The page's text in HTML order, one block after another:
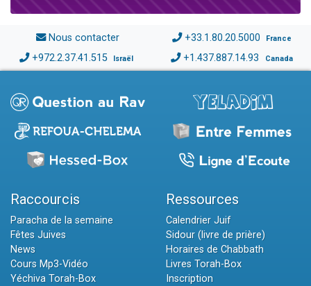
Nous contacter +33.1.80.20.5000 France
+972.2.37.41.515 Israël +1.437.887.14.93 Canada
Raccourcis
Paracha de la semaine
Fêtes Juives
News
Cours Mp3-Vidéo
Yéchiva Torah-Box
Ressources
Calendrier Juif
Sidour (livre de prière)
Horaires de Chabbath
Livres Torah-Box
Inscription